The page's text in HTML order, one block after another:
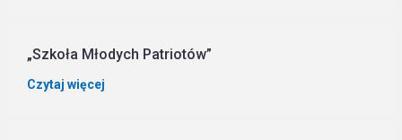
„Szkoła Młodych Patriotów”
Czytaj więcej